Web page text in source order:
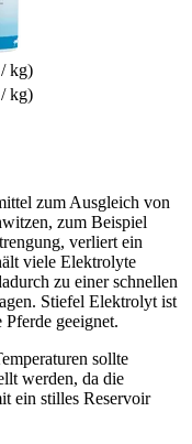
kg)
kg)
zum Ausgleich von
zum Beispiel
verliert ein
viele Elektrolyte
zu einer schnellen
Stiefel Elektrolyt ist
geeignet.
sollte
werden, da die
ein stilles Reservoir